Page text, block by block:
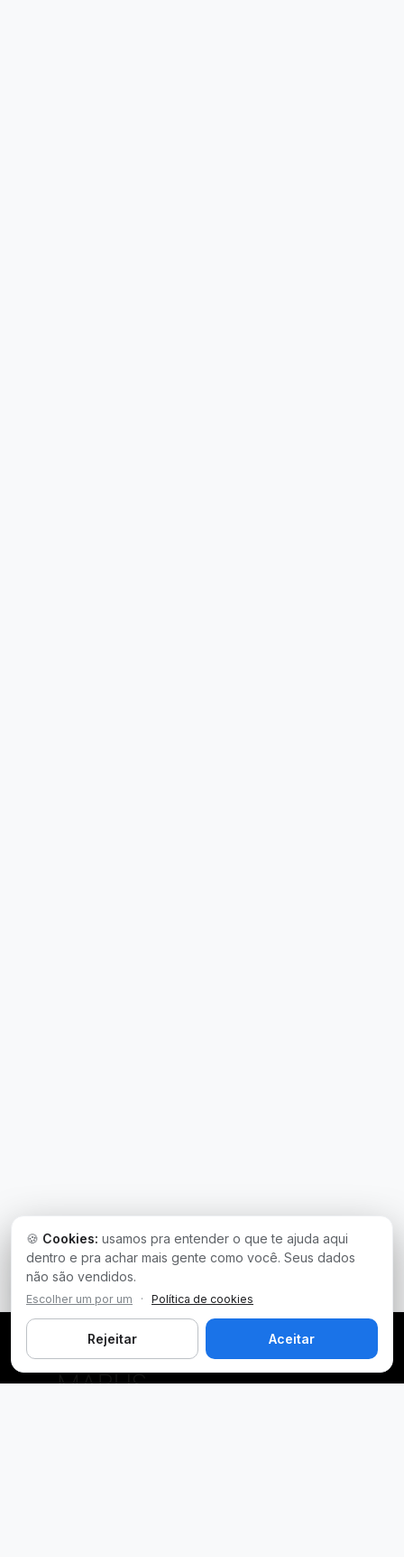
🍪 Cookies: usamos pra entender o que te ajuda aqui
dentro e pra achar mais gente como você. Seus dados
não são vendidos.
Escolher um por um · Política de cookies
Rejeitar Aceitar